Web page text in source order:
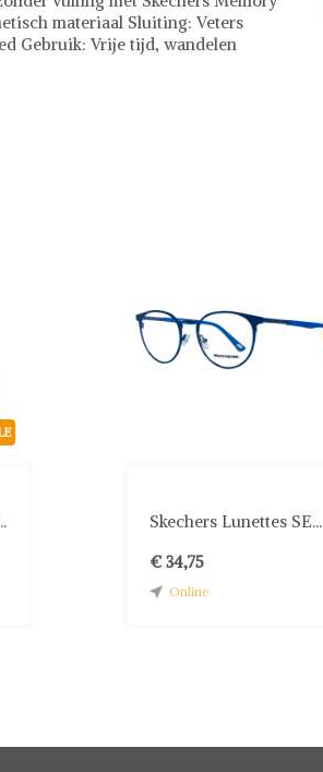
materiaal Sluiting: Veters
Gebruik: Vrije tijd, wandelen
Skechers Lunettes SE...
€ 34,75
Online